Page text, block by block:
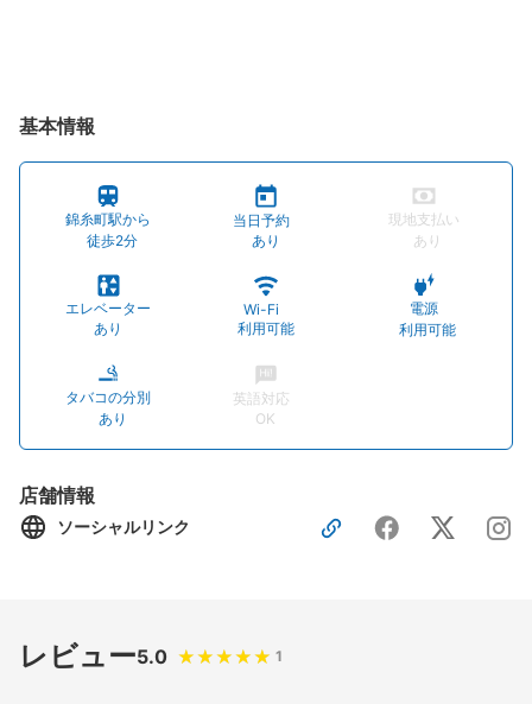
基本情報
錦糸町駅から
徒歩2分
当日予約
あり
現地支払い
あり
エレベーター
あり
Wi-Fi
利用可能
電源
利用可能
タバコの分別
あり
英語対応
OK
店舗情報
ソーシャルリンク
レビュー5.0 1